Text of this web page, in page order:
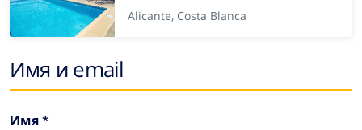
Alicante, Costa Blanca
Имя и email
Имя *